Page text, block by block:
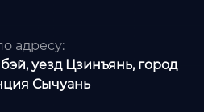
адресу:
уезд Цзинъянь, город
Сычуань